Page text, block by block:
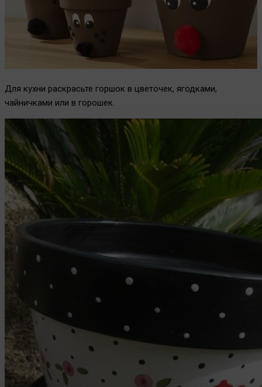
Для кухни раскрасьте горшок в цветочек, ягодками,
чайничками или в горошек.